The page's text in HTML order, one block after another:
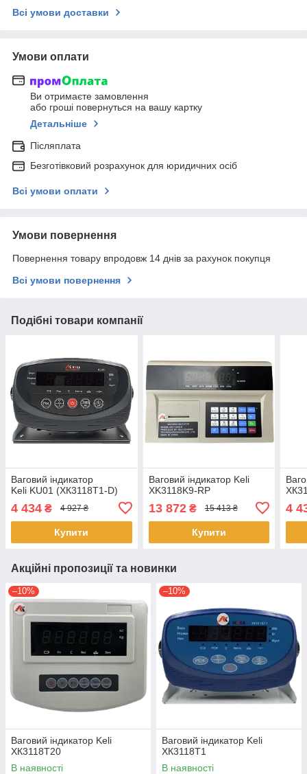
Всі умови доставки
Умови оплати
Ви отримаєте замовлення
або гроші повернуться на вашу картку
Детальніше
Післяплата
Безготівковий розрахунок для юридичних осіб
Всі умови оплати
Умови повернення
Повернення товару впродовж 14 днів за рахунок покупця
Всі умови повернення
Подібні товари компанії
Ваговий індикатор
Keli KU01 (XК3118T1-D)
4 434 ₴ 4 927 ₴
Купити
Ваговий індикатор Keli
XK3118K9-RP
13 872₴ 15 413 ₴
Купити
4
Акційні пропозиції та новинки
–10%
Ваговий індикатор Keli
ХК3118Т20
В наявності
–10%
Ваговий індикатор Keli
ХК3118Т1
В наявності